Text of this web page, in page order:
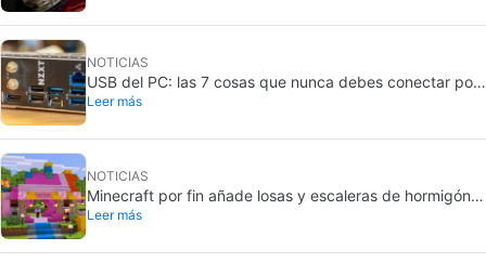
NOTICIAS
USB del PC: las 7 cosas que nunca debes conectar por
seguridad
Leer más
NOTICIAS
Minecraft por fin añade losas y escaleras de hormigón:
ya están en pruebas
Leer más